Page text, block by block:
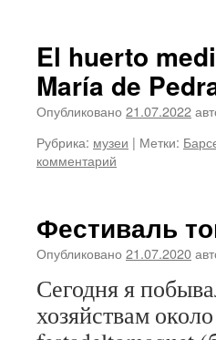
El huerto
María de
Опубликовано 21.07.2022
Рубрика: музеи | Метки:
комментарий
Фестиваль
Опубликовано 21.07.2020
Сегодня я
хозяйствам